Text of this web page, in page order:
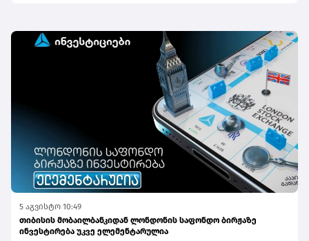
5 აგვისტო 10:49
თიბისის მობაილბანკიდან ლონდონის საფონდო ბირჟაზე
ინვესტირება უკვე ელემენტარულია